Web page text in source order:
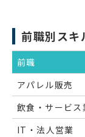
前職別スキ
前職
アパレル販売
飲食・サービス
IT・法人営業